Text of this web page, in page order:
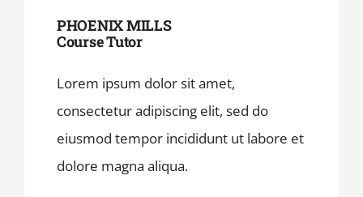
PHOENIX MILLS
Course Tutor
Lorem ipsum dolor sit amet,
consectetur adipiscing elit, sed do
eiusmod tempor incididunt ut labore et
dolore magna aliqua.